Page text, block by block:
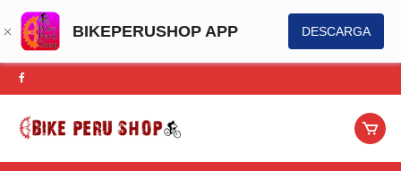
BIKEPERUSHOP APP DESCARGA
Saltar
al
contenido